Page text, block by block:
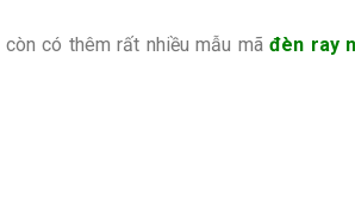
còn có thêm rất nhiều mẫu mãđèn ray